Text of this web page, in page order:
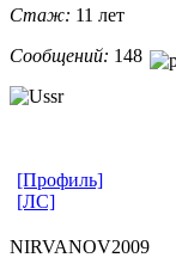
Стаж: 11 лет
Сообщений: 148
[Профиль]
[ЛС]
NIRVANOV2009